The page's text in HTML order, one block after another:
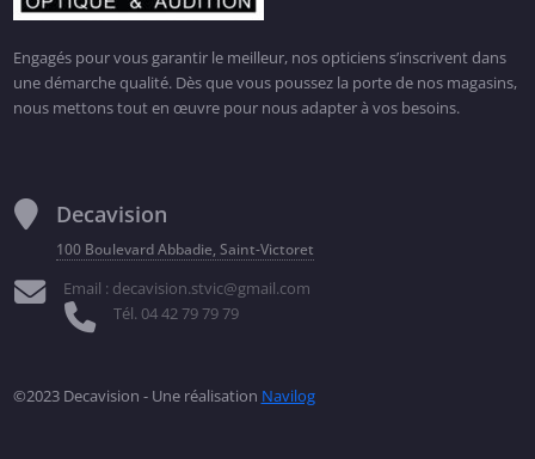
Engagés pour vous garantir le meilleur, nos opticiens s’inscrivent dans
une démarche qualité. Dès que vous poussez la porte de nos magasins,
nous mettons tout en œuvre pour nous adapter à vos besoins.
Decavision
100 Boulevard Abbadie, Saint-Victoret
Email : decavision.stvic@gmail.com
Tél. 04 42 79 79 79
©2023 Decavision - Une réalisation Navilog